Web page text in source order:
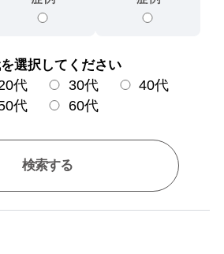
選択してください
代 30代
40代
代
60代
検索する